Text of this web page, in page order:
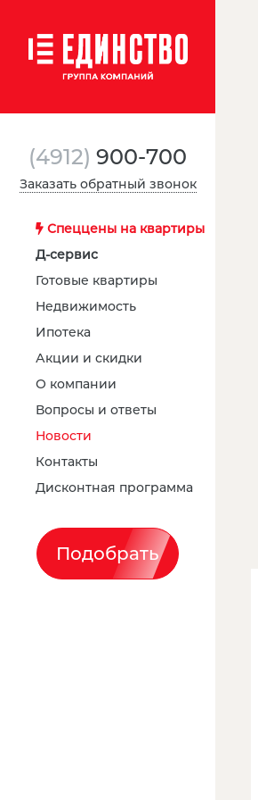
(4912) 900-700
Заказать обратный звонок
Спеццены на квартиры
Д-сервис
Готовые квартиры
Недвижимость
Ипотека
Акции и скидки
О компании
Вопросы и ответы
Новости
Контакты
Дисконтная программа
Подобрать